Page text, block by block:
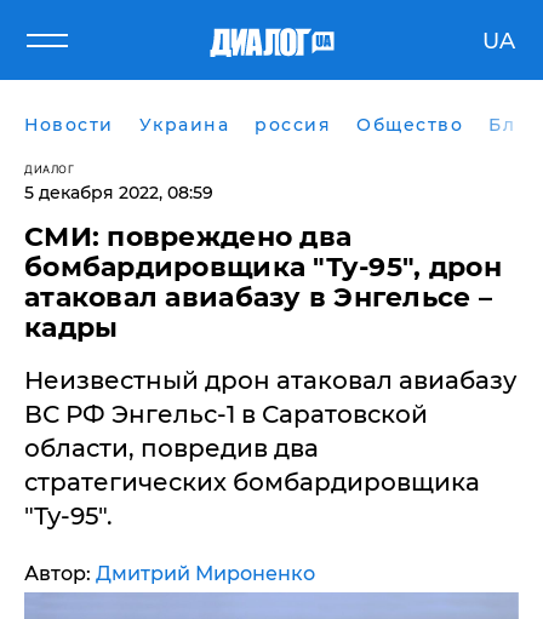
UA
Новости Украина россия Общество
ДИАЛОГ
5 декабря 2022, 08:59
​СМИ: повреждено два
бомбардировщика "Ту-95", дрон
атаковал авиабазу в Энгельсе –
кадры
Неизвестный дрон атаковал авиабазу
ВС РФ Энгельс-1 в Саратовской
области, повредив два
стратегических бомбардировщика
"Ту-95".
Автор: Дмитрий Мироненко